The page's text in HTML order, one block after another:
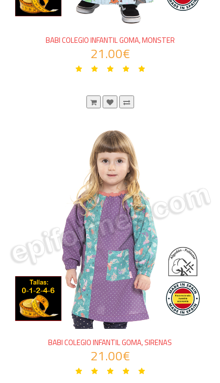
BABI COLEGIO INFANTIL GOMA, MONSTER
21.00€
BABI COLEGIO INFANTIL GOMA, SIRENAS
21.00€